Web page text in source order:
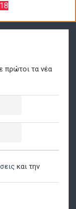
πρώτοι τα νέα
και την